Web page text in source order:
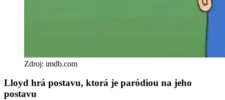
Zdroj: imdb.com
Lloyd hrá postavu, ktorá je paródiou na jeho
postavu